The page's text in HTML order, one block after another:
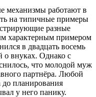
механизмы работают в
на типичные примеры
разные
характерным примером
в двадцать восемь
о внуках. Однако с
что молодой муж
партнёра. Любой
до планирования
у него панику.